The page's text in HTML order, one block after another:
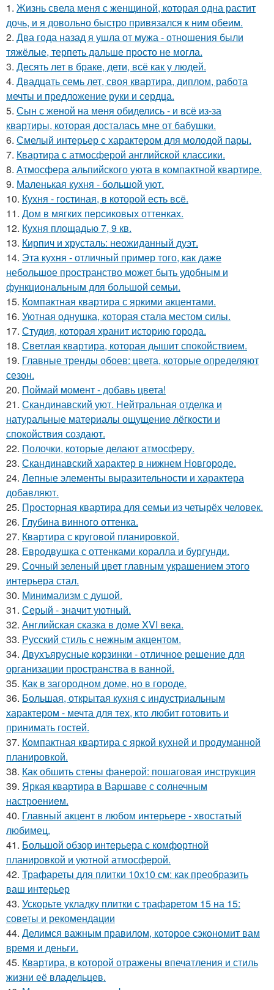
1. Жизнь свела меня с женщиной, которая одна растит
дочь, и я довольно быстро привязался к ним обеим.
2. Два года назад я ушла от мужа - отношения были
тяжёлые, терпеть дальше просто не могла.
3. Десять лет в браке, дети, всё как у людей.
4. Двадцать семь лет, своя квартира, диплом, работа
мечты и предложение руки и сердца.
5. Сын с женой на меня обиделись - и всё из-за
квартиры, которая досталась мне от бабушки.
6. Смелый интерьер с характером для молодой пары.
7. Квартира с атмосферой английской классики.
8. Атмосфера альпийского уюта в компактной квартире.
9. Маленькая кухня - большой уют.
10. Кухня - гостиная, в которой есть всё.
11. Дом в мягких персиковых оттенках.
12. Кухня площадью 7, 9 кв.
13. Кирпич и хрусталь: неожиданный дуэт.
14. Эта кухня - отличный пример того, как даже
небольшое пространство может быть удобным и
функциональным для большой семьи.
15. Компактная квартира с яркими акцентами.
16. Уютная однушка, которая стала местом силы.
17. Студия, которая хранит историю города.
18. Светлая квартира, которая дышит спокойствием.
19. Главные тренды обоев: цвета, которые определяют
сезон.
20. Поймай момент - добавь цвета!
21. Скандинавский уют. Нейтральная отделка и
натуральные материалы ощущение лёгкости и
спокойствия создают.
22. Полочки, которые делают атмосферу.
23. Скандинавский характер в нижнем Новгороде.
24. Лепные элементы выразительности и характера
добавляют.
25. Просторная квартира для семьи из четырёх человек.
26. Глубина винного оттенка.
27. Квартира с круговой планировкой.
28. Евродвушка с оттенками коралла и бургунди.
29. Сочный зеленый цвет главным украшением этого
интерьера стал.
30. Минимализм с душой.
31. Серый - значит уютный.
32. Английская сказка в доме XVI века.
33. Русский стиль с нежным акцентом.
34. Двухъярусные корзинки - отличное решение для
организации пространства в ванной.
35. Как в загородном доме, но в городе.
36. Большая, открытая кухня с индустриальным
характером - мечта для тех, кто любит готовить и
принимать гостей.
37. Компактная квартира с яркой кухней и продуманной
планировкой.
38. Как обшить стены фанерой: пошаговая инструкция
39. Яркая квартира в Варшаве с солнечным
настроением.
40. Главный акцент в любом интерьере - хвостатый
любимец.
41. Большой обзор интерьера с комфортной
планировкой и уютной атмосферой.
42. Трафареты для плитки 10х10 см: как преобразить
ваш интерьер
43. Ускорьте укладку плитки с трафаретом 15 на 15:
советы и рекомендации
44. Делимся важным правилом, которое сэкономит вам
время и деньги.
45. Квартира, в которой отражены впечатления и стиль
жизни её владельцев.